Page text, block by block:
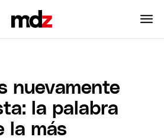
nuevamente
la palabra
la más